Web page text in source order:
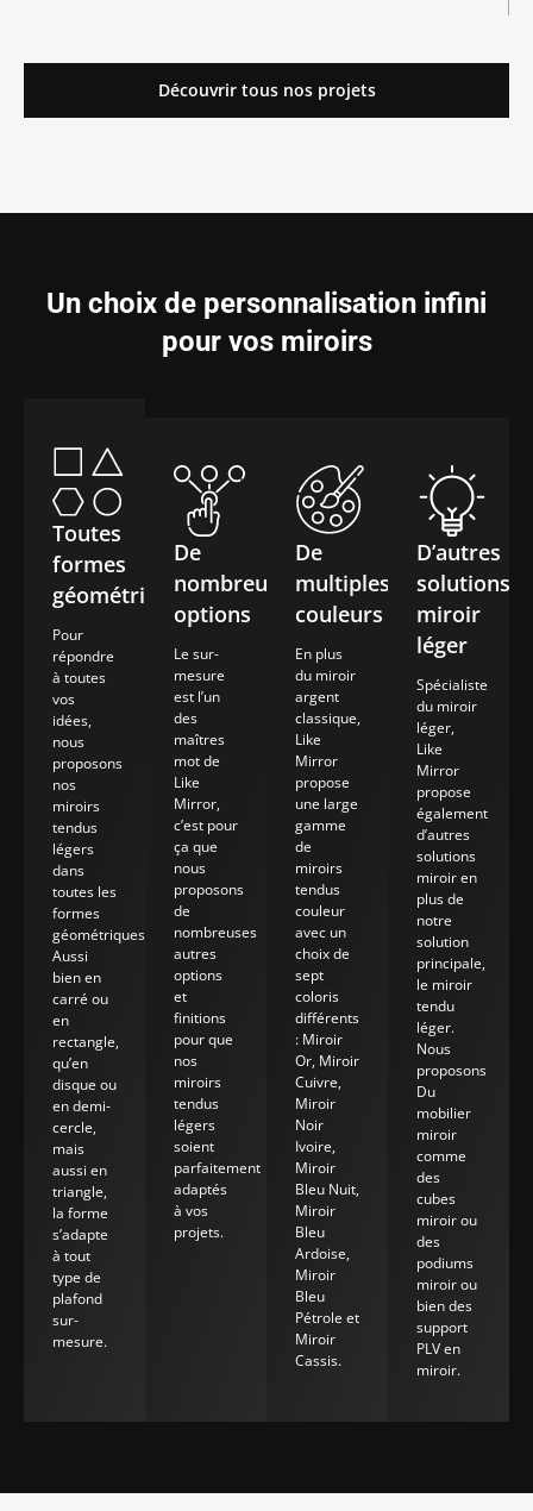
Découvrir tous nos projets
Un choix de personnalisation infini
pour vos miroirs
Toutes
formes
géométriques
Pour
répondre
à toutes
vos
idées,
nous
proposons
nos
miroirs
tendus
légers
dans
toutes les
formes
géométriques.
Aussi
bien en
carré ou
en
rectangle,
qu’en
disque ou
en demi-
cercle,
mais
aussi en
triangle,
la forme
s’adapte
à tout
type de
plafond
sur-
mesure.
De
nombreuses
options
Le sur-
mesure
est l’un
des
maîtres
mot de
Like
Mirror,
c’est pour
ça que
nous
proposons
de
nombreuses
autres
options
et
finitions
pour que
nos
miroirs
tendus
légers
soient
parfaitement
adaptés
à vos
projets.
De
multiples
couleurs
En plus
du miroir
argent
classique,
Like
Mirror
propose
une large
gamme
de
miroirs
tendus
couleur
avec un
choix de
sept
coloris
différents
: Miroir
Or, Miroir
Cuivre,
Miroir
Noir
Ivoire,
Miroir
Bleu Nuit,
Miroir
Bleu
Ardoise,
Miroir
Bleu
Pétrole et
Miroir
Cassis.
D’autres
solutions
miroir
léger
Spécialiste
du miroir
léger,
Like
Mirror
propose
également
d’autres
solutions
miroir en
plus de
notre
solution
principale,
le miroir
tendu
léger.
Nous
proposons
Du
mobilier
miroir
comme
des
cubes
miroir ou
des
podiums
miroir ou
bien des
support
PLV en
miroir.